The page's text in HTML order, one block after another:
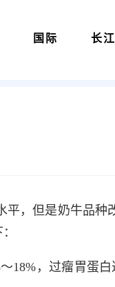
国际 长
，但是奶牛品种
18%，过瘤胃蛋白